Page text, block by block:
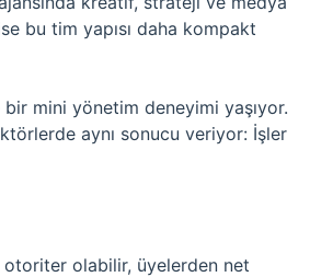
bu tim yapısı daha kompakt
mini yönetim deneyimi yaşıyor.
aynı sonucu veriyor: İşler
otoriter olabilir, üyelerden net